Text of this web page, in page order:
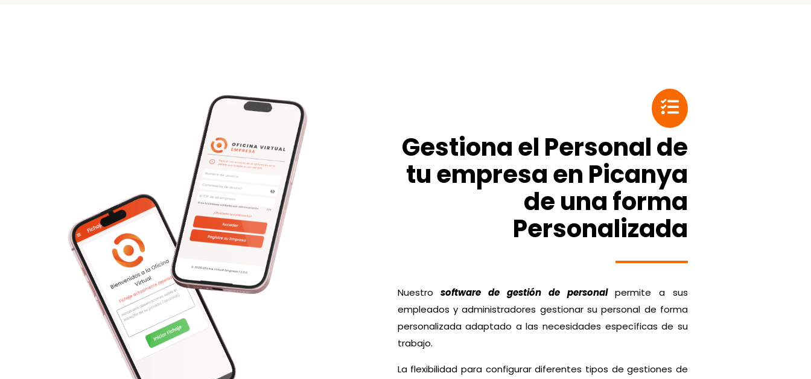
Gestiona el Personal de
tu empresa en Picanya
de una forma
Personalizada
Nuestrosoftware de gestión de personalpermite a sus
empleados y administradores gestionar su personal de forma
personalizada adaptado a las necesidades específicas de su
trabajo.
La flexibilidad para configurar diferentes tipos de gestiones de